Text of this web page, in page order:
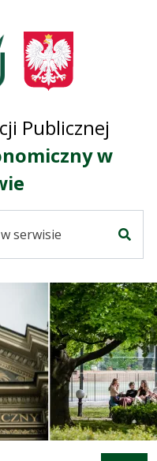
do
menu
treści
mapy
Publicznej
w